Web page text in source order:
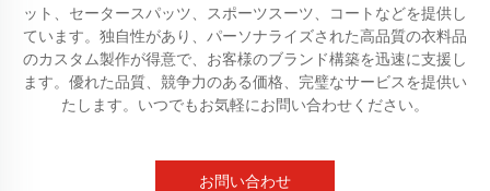
ット、セータースパッツ、スポーツスーツ、コートなどを提供し
ています。独自性があり、パーソナライズされた高品質の衣料品
のカスタム製作が得意で、お客様のブランド構築を迅速に支援し
ます。優れた品質、競争力のある価格、完璧なサービスを提供い
たします。いつでもお気軽にお問い合わせください。
お問い合わせ